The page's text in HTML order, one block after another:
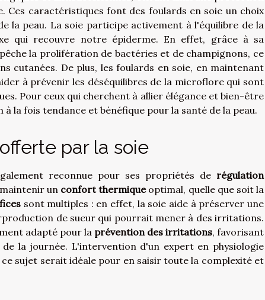
Ces caractéristiques font des foulards en soie un choix
la peau. La soie participe activement à l'équilibre de la
qui recouvre notre épiderme. En effet, grâce à sa
la prolifération de bactéries et de champignons, ce
cutanées. De plus, les foulards en soie, en maintenant
à prévenir les déséquilibres de la microflore qui sont
Pour ceux qui cherchent à allier élégance et bien-être
la fois tendance et bénéfique pour la santé de la peau.
par la soie
reconnue pour ses propriétés de régulation
un confort thermiqueoptimal, quelle que soit la
sont multiples : en effet, la soie aide à préserver une
de sueur qui pourrait mener à des irritations.
adapté pour la prévention des irritations, favorisant
la journée. L'intervention d'un expert en physiologie
sujet serait idéale pour en saisir toute la complexité et